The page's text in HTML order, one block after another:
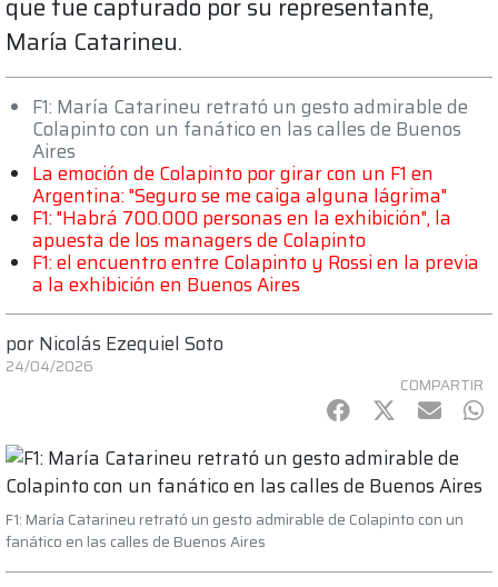
María Catarineu.
F1: María Catarineu retrató un gesto admirable de
Colapinto con un fanático en las calles de Buenos
Aires
La emoción de Colapinto por girar con un F1 en
Argentina: "Seguro se me caiga alguna lágrima"
F1: "Habrá 700.000 personas en la exhibición", la
apuesta de los managers de Colapinto
F1: el encuentro entre Colapinto y Rossi en la previa
a la exhibición en Buenos Aires
por Nicolás Ezequiel Soto
24/04/2026
COMPARTIR
Facebook
Twitter
mail
F1: María Catarineu retrató un gesto admirable de Colapinto con un
fanático en las calles de Buenos Aires